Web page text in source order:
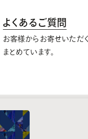
よくあるご質問
お客様からお寄せいただ
まとめています。